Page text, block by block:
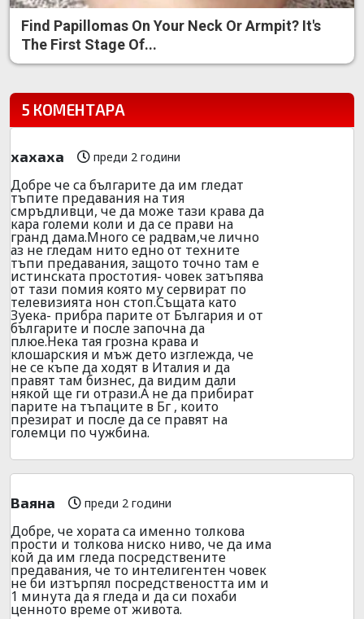
Find Papillomas On Your Neck Or Armpit? It's
The First Stage Of...
5 КОМЕНТАРА
хахаха преди 2 години
Добре че са българите да им гледат
тъпите предавания на тия
смръдливци, че да може тази крава да
кара големи коли и да се прави на
гранд дама.Много се радвам,че лично
аз не гледам нито едно от техните
тъпи предавания, защото точно там е
истинската простотия- човек затъпява
от тази помия която му сервират по
телевизията нон стоп.Същата като
Зуека- прибра парите от България и от
българите и после започна да
плюе.Нека тая грозна крава и
клошарския и мъж дето изглежда, че
не се къпе да ходят в Италия и да
правят там бизнес, да видим дали
някой ще ги отрази.А не да прибират
парите на тъпаците в Бг , които
презират и после да се правят на
големци по чужбина.
Ваяна преди 2 години
Добре, че хората са именно толкова
прости и толкова ниско ниво, че да има
кой да им гледа посредствените
предавания, че то интелигентен човек
не би изтърпял посредствеността им и
1 минута да я гледа и да си похаби
ценното време от живота.